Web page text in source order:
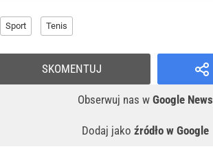
Sport Tenis
Obserwuj nas w Google News
Dodaj jako źródło w Google
SKOMENTUJ